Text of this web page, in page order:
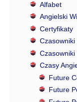
Alfabet
Angielski
Certyfikaty
Czasy
Future
Future